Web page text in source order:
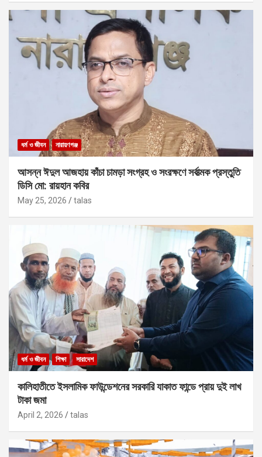
ধর্ম ও জীবন নারায়ণগঞ্জ
আসন্ন ঈদুল আজহায় কাঁচা চামড়া সংগ্রহ ও সংরক্ষণে সর্বাত্মক প্রস্তুতি
ডিসি মো: রায়হান কবির
May 25, 2026 talas
ধর্ম ও জীবন শিক্ষা সারাদেশ
কালিহাতীতে ইসলামিক ফাউন্ডেশনের সরকারি যাকাত ফান্ডে প্রায় দুই লাখ
টাকা জমা
April 2, 2026 talas